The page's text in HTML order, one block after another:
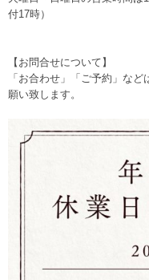
付17時）
【お問合せについて】
「お合わせ」「ご予約」など
願い致します。